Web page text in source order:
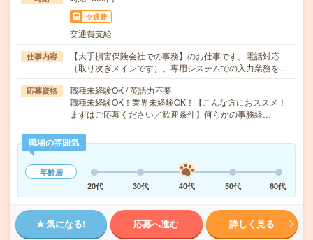
交通費
交通費支給
仕事内容
【大手損害保険会社での事務】のお仕事です。電話対応
（取り次ぎメインです）、専用システムでの入力業務を…
応募資格
職種未経験OK / 英語力不要
職種未経験OK！業界未経験OK！【こんな方におススメ！
まずはご応募ください／歓迎条件】何らかの事務経…
職場の雰囲気
年齢層
20代
30代 40代 50代 60代
気になる! 応募へ進む 詳しく見る